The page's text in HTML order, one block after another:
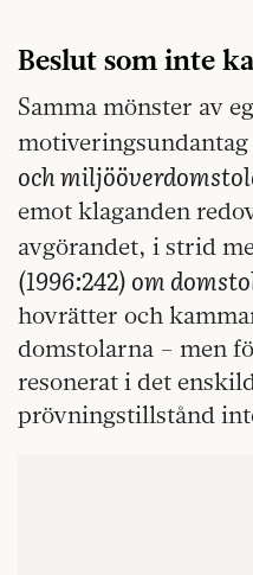
Beslut som inte
Samma mönster av
och
emot klaganden
avgörandet, i strid
(1996:242) om
hovrätter och
domstolarna – men
resonerat i det
prövningstillstånd